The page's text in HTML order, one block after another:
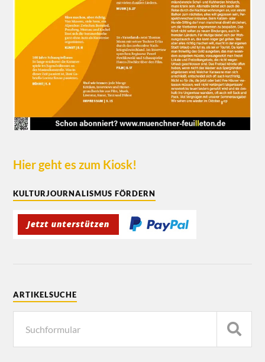
Hier geht es zum Kiosk!
KULTURJOURNALISMUS FÖRDERN
ARTIKELSUCHE